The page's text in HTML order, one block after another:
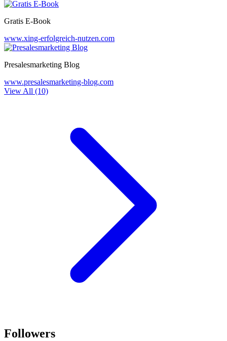
Gratis E-Book
www.xing-erfolgreich-nutzen.com
Presalesmarketing Blog
www.presalesmarketing-blog.com
View All (10)
Followers